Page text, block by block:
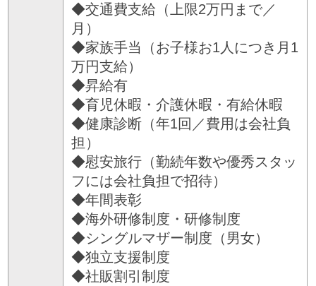
◆交通費支給（上限2万円まで／
月）
◆家族手当（お子様お1人につき月1
万円支給）
◆昇給有
◆育児休暇・介護休暇・有給休暇
◆健康診断（年1回／費用は会社負
担）
◆慰安旅行（勤続年数や優秀スタッ
フには会社負担で招待）
◆年間表彰
◆海外研修制度・研修制度
◆シングルマザー制度（男女）
◆独立支援制度
◆社販割引制度